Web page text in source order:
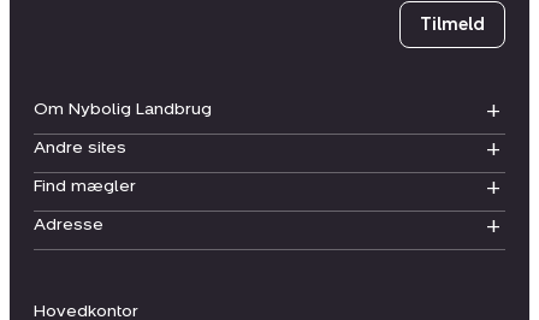
Hovedkontor
Om Nybolig Landbrug
Andre sites
Find mægler
Adresse
Tilmeld